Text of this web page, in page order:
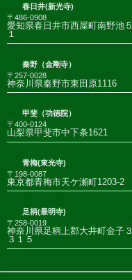
春日井(新光寺)
〒486-0908
愛知県春日井市西屋町南野池５
１
秦野（金剛寺）
〒257-0028
神奈川県秦野市東田原1116
甲斐（功徳院）
〒400-0124
山梨県甲斐市中下条1621
青梅(東光寺)
〒198-0087
東京都青梅市天ケ瀬町1203-2
足柄(最明寺)
〒258-0019
神奈川県足柄上郡大井町金子３
３１５